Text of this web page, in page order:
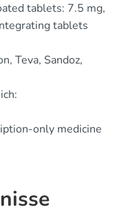
tablets: 7.5 mg,
tablets
Teva, Sandoz,
only medicine